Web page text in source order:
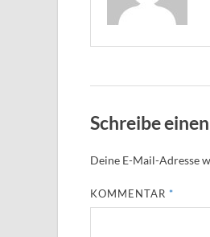
Schreibe
Deine E-Mail-Adresse
KOMMENTAR*